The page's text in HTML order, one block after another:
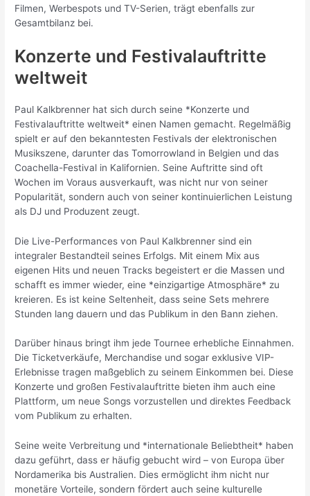
Filmen, Werbespots und TV-Serien, trägt ebenfalls zur
Gesamtbilanz bei.
Konzerte und Festivalauftritte
weltweit
Paul Kalkbrenner hat sich durch seine *Konzerte und
Festivalauftritte weltweit* einen Namen gemacht. Regelmäßig
spielt er auf den bekanntesten Festivals der elektronischen
Musikszene, darunter das Tomorrowland in Belgien und das
Coachella-Festival in Kalifornien. Seine Auftritte sind oft
Wochen im Voraus ausverkauft, was nicht nur von seiner
Popularität, sondern auch von seiner kontinuierlichen Leistung
als DJ und Produzent zeugt.
Die Live-Performances von Paul Kalkbrenner sind ein
integraler Bestandteil seines Erfolgs. Mit einem Mix aus
eigenen Hits und neuen Tracks begeistert er die Massen und
schafft es immer wieder, eine *einzigartige Atmosphäre* zu
kreieren. Es ist keine Seltenheit, dass seine Sets mehrere
Stunden lang dauern und das Publikum in den Bann ziehen.
Darüber hinaus bringt ihm jede Tournee erhebliche Einnahmen.
Die Ticketverkäufe, Merchandise und sogar exklusive VIP-
Erlebnisse tragen maßgeblich zu seinem Einkommen bei. Diese
Konzerte und großen Festivalauftritte bieten ihm auch eine
Plattform, um neue Songs vorzustellen und direktes Feedback
vom Publikum zu erhalten.
Seine weite Verbreitung und *internationale Beliebtheit* haben
dazu geführt, dass er häufig gebucht wird – von Europa über
Nordamerika bis Australien. Dies ermöglicht ihm nicht nur
monetäre Vorteile, sondern fördert auch seine kulturelle